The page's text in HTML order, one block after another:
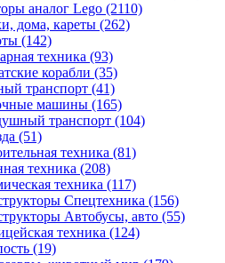
аналог Lego (2110)
дома, кареты (262)
(142)
техника (93)
корабли (35)
транспорт (41)
машины (165)
транспорт (104)
(51)
техника (81)
техника (208)
техника (117)
Спецтехника (156)
Автобусы, авто (55)
техника (124)
(19)